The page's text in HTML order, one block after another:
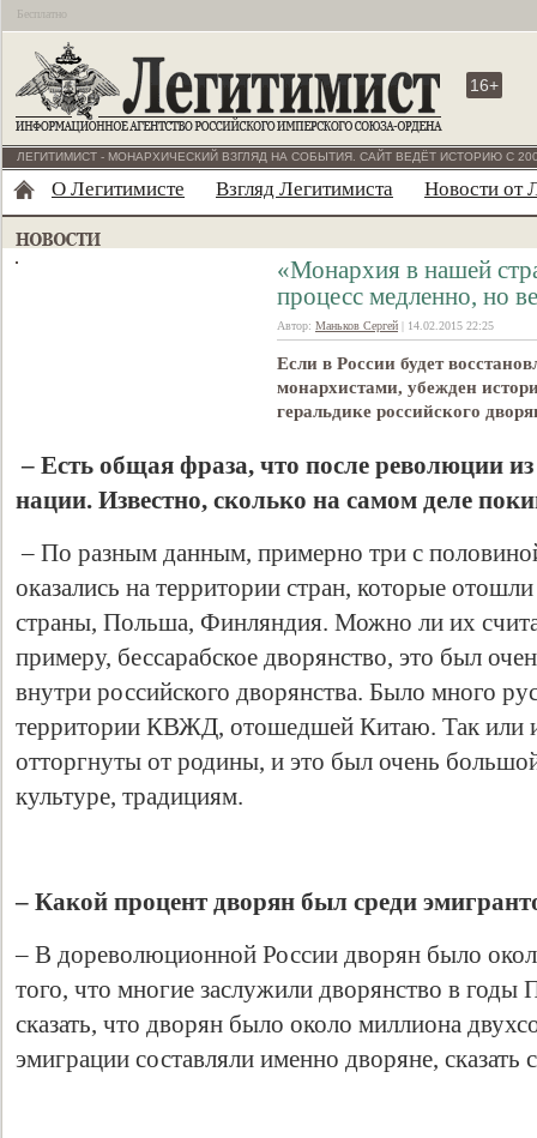
Бесплатно
16+
ЛЕГИТИМИСТ - МОНАРХИЧЕСКИЙ ВЗГЛЯД НА СОБЫТИЯ. САЙТ ВЕДЁТ ИСТОРИЮ С
О Легитимисте Взгляд Легитимиста Новости от
«Монархия в нашей
процесс медленно, но
Автор: Маньков Сергей | 14.02.2015 22:25
Если в России будет
монархистами, убежден
геральдике российского
– Есть общая фраза, что после революции из
нации. Известно, сколько на самом деле
– По разным данным, примерно три с
оказались на территории стран, которые
страны, Польша, Финляндия. Можно ли их
примеру, бессарабское дворянство, это был
внутри российского дворянства. Было много
территории КВЖД, отошедшей Китаю. Так или
отторгнуты от родины, и это был очень
культуре, традициям.
– Какой процент дворян был среди
– В дореволюционной России дворян было
того, что многие заслужили дворянство в
сказать, что дворян было около миллиона
эмиграции составляли именно дворяне, сказать